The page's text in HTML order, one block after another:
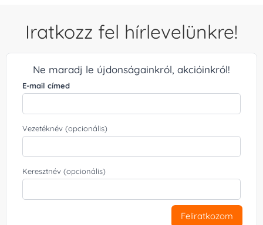
Iratkozz fel hírlevelünkre!
Ne maradj le újdonságainkról, akcióinkról!
E-mail címed
Vezetéknév (opcionális)
Keresztnév (opcionális)
Feliratkozom